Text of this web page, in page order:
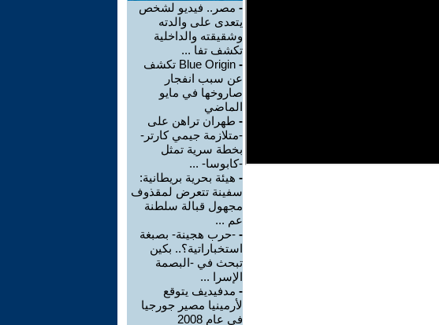
- مصر.. فيديو لشخص
يتعدى على والدته
وشقيقته والداخلية
تكشف تفا ...
-
Blue Origin تكشف
عن سبب انفجار
صاروخها في مايو
الماضي
- طهران تراهن على
-متلازمة جيمي كارتر-
بخطة سرية تمثل
-كابوسا- ...
- هيئة بحرية بريطانية:
سفينة تتعرض لمقذوف
مجهول قبالة سلطنة
عم ...
- -حرب هجينة- بصبغة
استخباراتية؟.. بكين
تبحث في -البصمة
الإسرا ...
- مدفيديف يتوقع
لأرمينيا مصير جورجيا
في عام 2008